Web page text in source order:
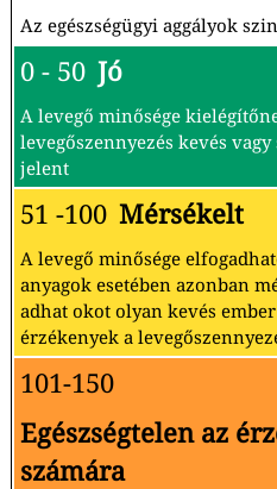
Az egészségügyi aggályok
0 - 50 Jó
A levegő minősége
levegőszennyezés kevés
jelent
51 -100 Mérsékelt
A levegő minősége
anyagok esetében azonban
adhat okot olyan kevés
érzékenyek a
101-150
Egészségtelen az
számára